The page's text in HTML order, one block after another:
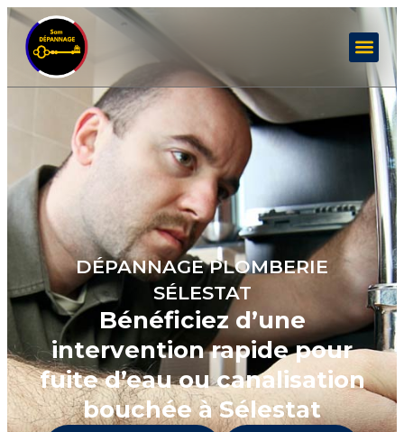
DÉPANNAGE PLOMBERIE
SÉLESTAT
Bénéficiez d’une
intervention rapide pour
fuite d’eau ou canalisation
bouchée à Sélestat